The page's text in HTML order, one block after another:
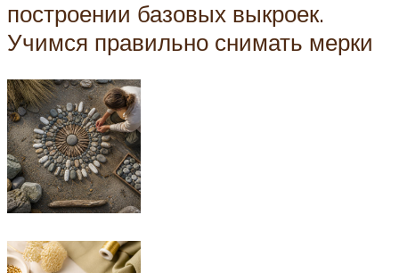
построении базовых выкроек.
Учимся правильно снимать мерки